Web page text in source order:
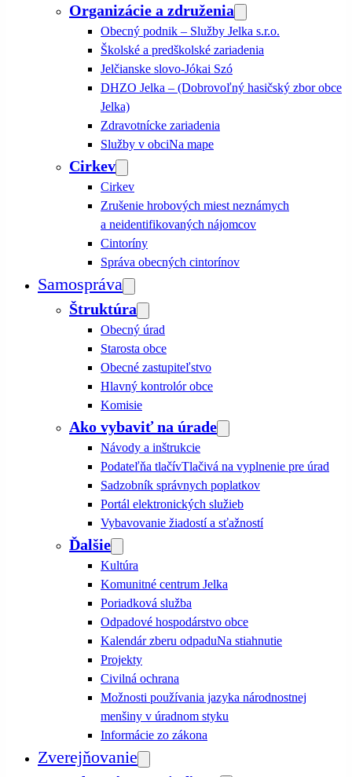
Organizácie a združenia
Obecný podnik – Služby Jelka s.r.o.
Školské a predškolské zariadenia
Jelčianske slovo-Jókai Szó
DHZO Jelka – (Dobrovoľný hasičský zbor obce
Jelka)
Zdravotnícke zariadenia
Služby v obciNa mape
Cirkev
Cirkev
Zrušenie hrobových miest neznámych
a neidentifikovaných nájomcov
Cintoríny
Správa obecných cintorínov
Samospráva
Štruktúra
Obecný úrad
Starosta obce
Obecné zastupiteľstvo
Hlavný kontrolór obce
Komisie
Ako vybaviť na úrade
Návody a inštrukcie
Podateľňa tlačívTlačivá na vyplnenie pre úrad
Sadzobník správnych poplatkov
Portál elektronických služieb
Vybavovanie žiadostí a sťažností
Ďalšie
Kultúra
Komunitné centrum Jelka
Poriadková služba
Odpadové hospodárstvo obce
Kalendár zberu odpaduNa stiahnutie
Projekty
Civilná ochrana
Možnosti používania jazyka národnostnej
menšiny v úradnom styku
Informácie zo zákona
Zverejňovanie